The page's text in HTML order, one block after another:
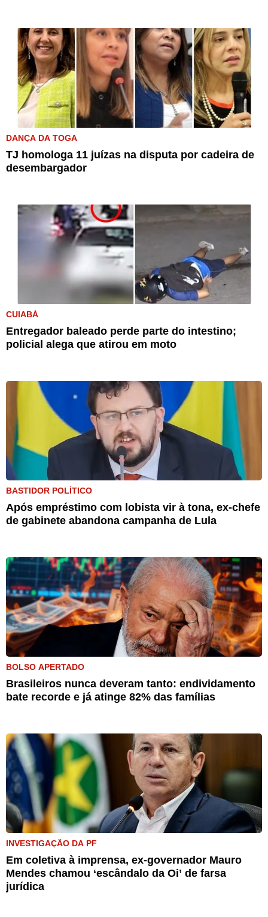
DANÇA DA TOGA
TJ homologa 11 juízas na disputa por cadeira de
desembargador
CUIABÁ
Entregador baleado perde parte do intestino;
policial alega que atirou em moto
BASTIDOR POLÍTICO
Após empréstimo com lobista vir à tona, ex-chefe
de gabinete abandona campanha de Lula
BOLSO APERTADO
Brasileiros nunca deveram tanto: endividamento
bate recorde e já atinge 82% das famílias
INVESTIGAÇÃO DA PF
Em coletiva à imprensa, ex-governador Mauro
Mendes chamou ‘escândalo da Oi’ de farsa
jurídica